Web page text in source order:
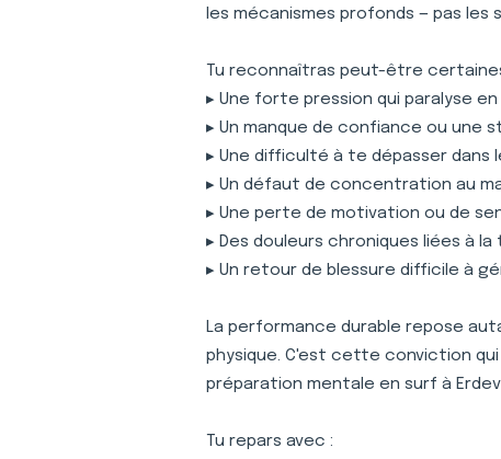
les mécanismes profonds — pas les
Tu reconnaîtras peut-être
▸ Une forte pression qui paralyse
▸ Un manque de confiance ou une
▸ Une difficulté à te dépasser dans
▸ Un défaut de concentration au
▸ Une perte de motivation ou de
▸ Des douleurs chroniques liées à
▸ Un retour de blessure difficile à
La performance durable repose
physique. C'est cette conviction
préparation mentale en surf à
Tu repars avec :